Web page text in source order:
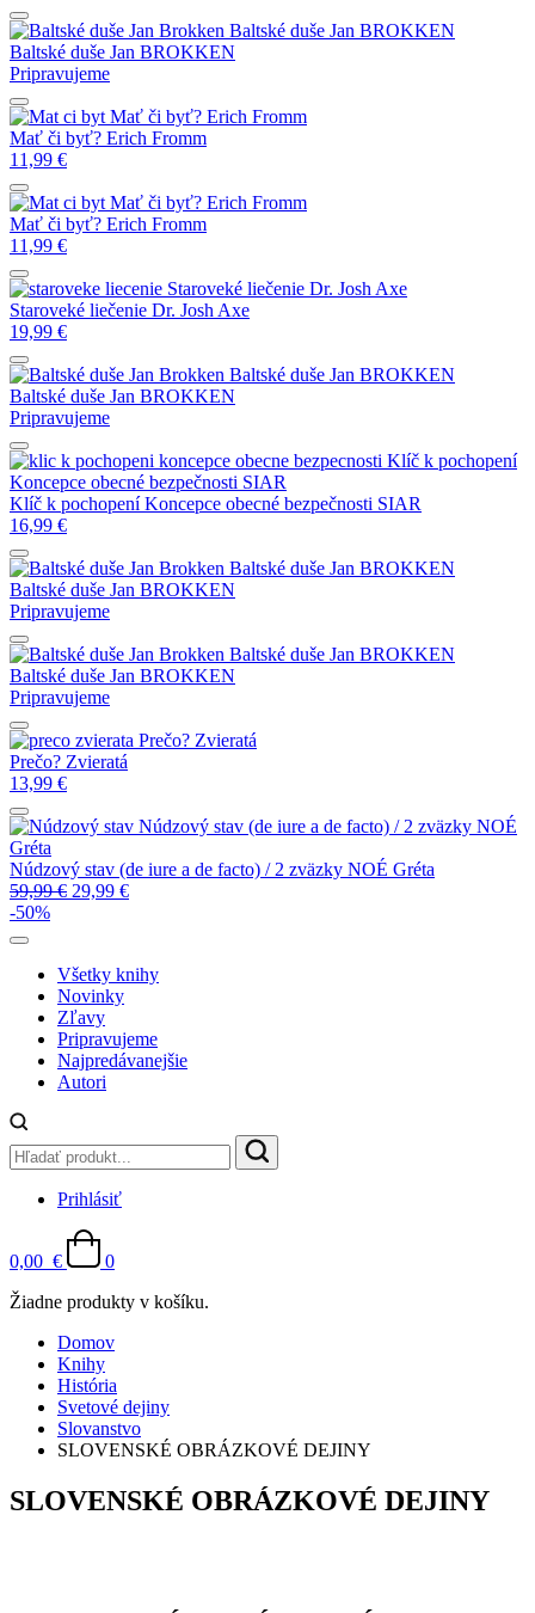
Baltské duše Jan BROKKEN
Baltské duše Jan BROKKEN
Pripravujeme
Mať či byť? Erich Fromm
Mať či byť? Erich Fromm
11,99 €
Mať či byť? Erich Fromm
Mať či byť? Erich Fromm
11,99 €
Staroveké liečenie Dr. Josh Axe
Staroveké liečenie Dr. Josh Axe
19,99 €
Baltské duše Jan BROKKEN
Baltské duše Jan BROKKEN
Pripravujeme
Klíč k pochopení
Koncepce obecné bezpečnosti SIAR
Klíč k pochopení Koncepce obecné bezpečnosti SIAR
16,99 €
Baltské duše Jan BROKKEN
Baltské duše Jan BROKKEN
Pripravujeme
Baltské duše Jan BROKKEN
Baltské duše Jan BROKKEN
Pripravujeme
Prečo? Zvieratá
Prečo? Zvieratá
13,99 €
Núdzový stav (de iure a de facto) / 2 zväzky NOÉ
Gréta
Núdzový stav (de iure a de facto) / 2 zväzky NOÉ Gréta
59,99€ 29,99 €
-50%
Všetky knihy
Novinky
Zľavy
Pripravujeme
Najpredávanejšie
Autori
Prihlásiť
0,00 €
0
Žiadne produkty v košíku.
Domov
Knihy
História
Svetové dejiny
Slovanstvo
SLOVENSKÉ OBRÁZKOVÉ DEJINY
SLOVENSKÉ OBRÁZKOVÉ DEJINY